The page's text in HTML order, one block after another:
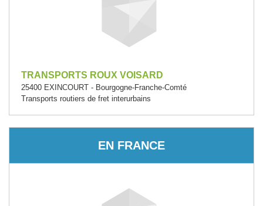
TRANSPORTS ROUX VOISARD
25400 EXINCOURT - Bourgogne-Franche-Comté
Transports routiers de fret interurbains
EN FRANCE